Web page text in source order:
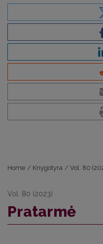
Home / Knygotyra / Vol. 80
Vol. 80 (2023)
Pratarmė